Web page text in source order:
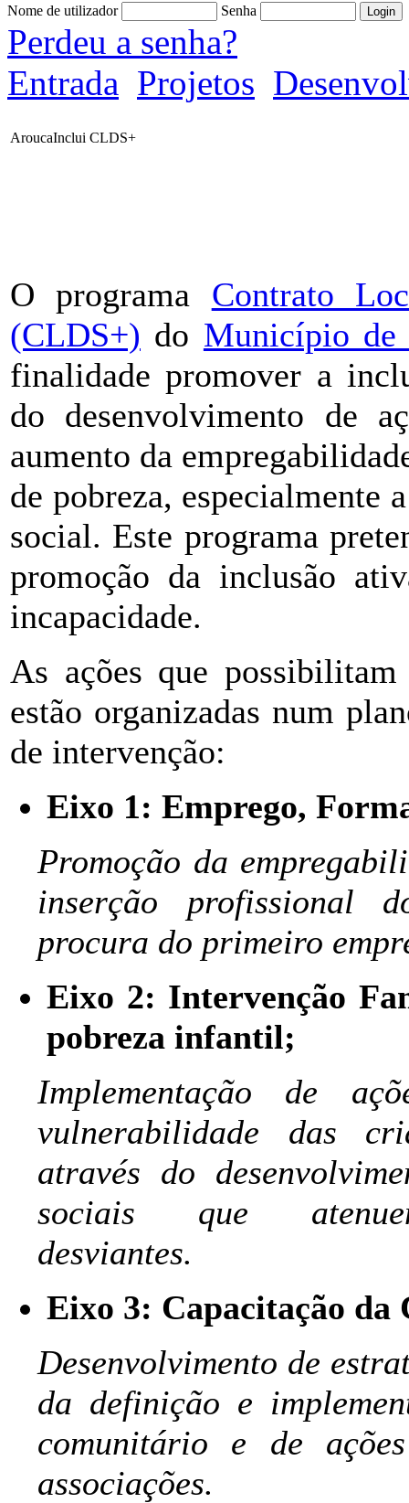
Nome de utilizador Senha
Perdeu a senha?
Entrada Projetos
AroucaInclui CLDS+
O programa Contrato
(CLDS+) do Município de
finalidade promover a
do desenvolvimento de
aumento da
de pobreza, especialmente
social. Este programa
promoção da inclusão
incapacidade.
As ações que
estão organizadas num
de intervenção:
Eixo 1: Emprego,
Promoção da
inserção profissional
procura do primeiro
Eixo 2: Intervenção
pobreza infantil;
Implementação de
vulnerabilidade das
através do
sociais que
desviantes.
Eixo 3: Capacitação da
Desenvolvimento de
da definição e
comunitário e de
associações.